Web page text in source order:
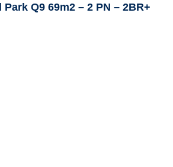
Q9 69m2 – 2 PN – 2BR+